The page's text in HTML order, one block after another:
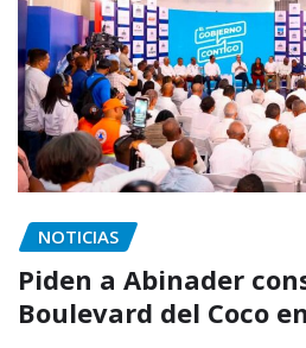
NOTICIAS
Piden a Abinader
Boulevard del Coco